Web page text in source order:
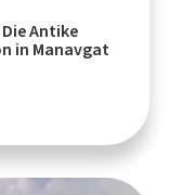
Antike
in Manavgat